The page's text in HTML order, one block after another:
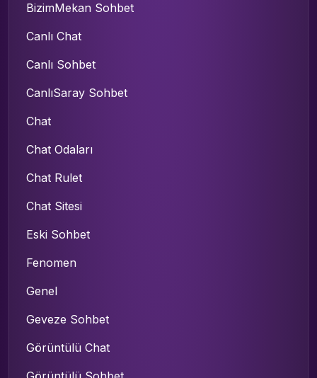
BizimMekan Sohbet
Canlı Chat
Canlı Sohbet
CanlıSaray Sohbet
Chat
Chat Odaları
Chat Rulet
Chat Sitesi
Eski Sohbet
Fenomen
Genel
Geveze Sohbet
Görüntülü Chat